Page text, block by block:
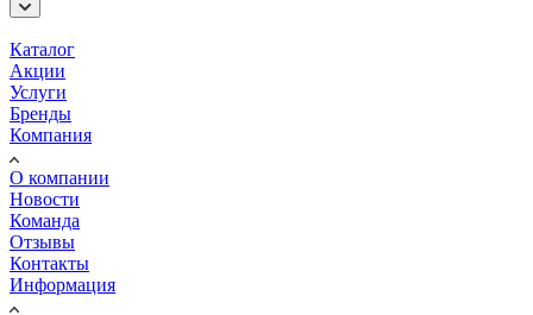
Каталог
Акции
Услуги
Бренды
Компания
О компании
Новости
Команда
Отзывы
Контакты
Информация